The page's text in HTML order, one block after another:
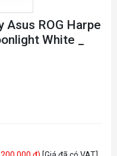
Asus ROG Harpe
White _